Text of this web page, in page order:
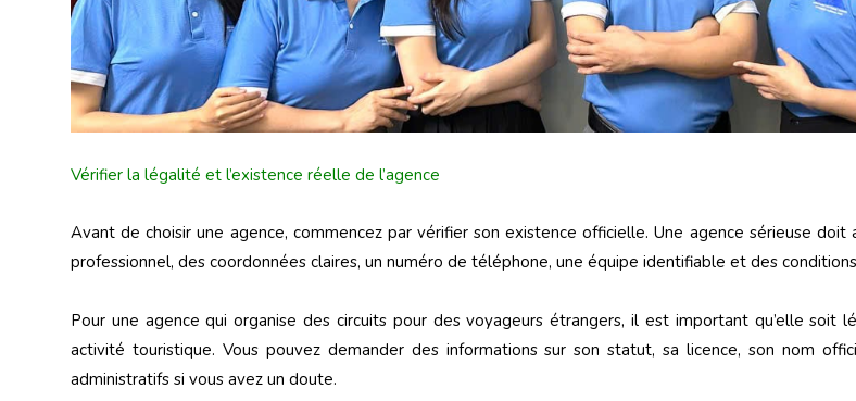
Vérifier la légalité et l’existence réelle de l’agence
Avant de choisir une agence, commencez par vérifier son existence officielle. Une agence sérieuse doit
professionnel, des coordonnées claires, un numéro de téléphone, une équipe identifiable et des
Pour une agence qui organise des circuits pour des voyageurs étrangers, il est important qu’elle soit
activité touristique. Vous pouvez demander des informations sur son statut, sa licence, son nom
administratifs si vous avez un doute.